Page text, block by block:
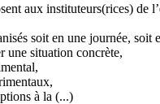
aux instituteurs(rices) de
soit en une journée, soit
une situation concrète,
à la (...)